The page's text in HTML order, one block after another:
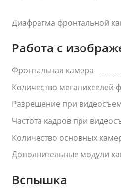
Диафрагма фронтальной
Работа с
Фронтальная камера
Количество мегапикселей
Разрешение при
Частота кадров при
Количество основных
Дополнительные модули
Вспышка